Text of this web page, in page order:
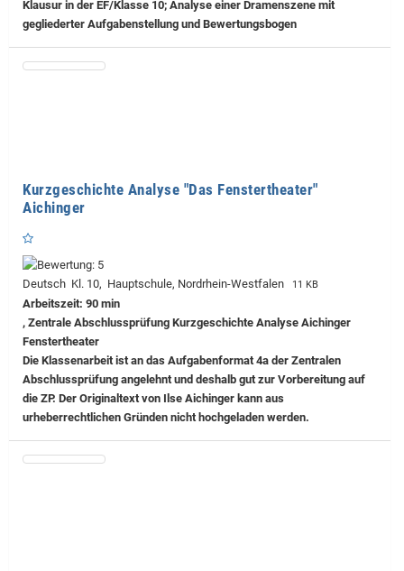
Klausur in der EF/Klasse 10; Analyse einer Dramenszene mit
gegliederter Aufgabenstellung und Bewertungsbogen
Kurzgeschichte Analyse "Das Fenstertheater"
Aichinger
Deutsch Kl. 10, Hauptschule, Nordrhein-Westfalen 11 KB
Arbeitszeit: 90 min
, Zentrale Abschlussprüfung Kurzgeschichte Analyse Aichinger
Fenstertheater
Die Klassenarbeit ist an das Aufgabenformat 4a der Zentralen
Abschlussprüfung angelehnt und deshalb gut zur Vorbereitung auf
die ZP. Der Originaltext von Ilse Aichinger kann aus
urheberrechtlichen Gründen nicht hochgeladen werden.